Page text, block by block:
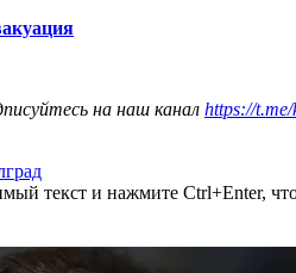
на наш канал https://
текст и нажмите Ctrl+Enter,